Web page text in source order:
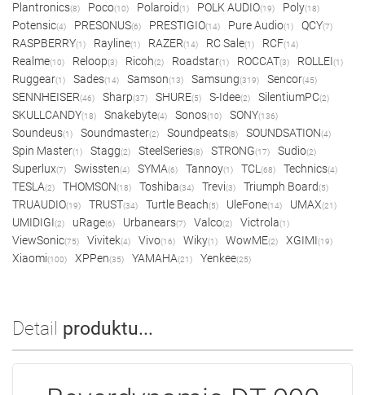
Plantronics(8) Poco(10) Polaroid(1) POLK AUDIO(19) Poly(18)
Potensic(4) PRESONUS(6) PRESTIGIO(14) Pure Audio(1) QCY(7)
RASPBERRY(1) Rayline(1) RAZER(14) RC Sale(1) RCF(14)
Realme(10) Reloop(3) Ricoh(2) Roadstar(1) ROCCAT(3) ROLLEI(1)
Ruggear(1) Sades(14) Samson(13) Samsung(319) Sencor(45)
SENNHEISER(46) Sharp(37) SHURE(5) S-Idee(2) SilentiumPC(2)
SKULLCANDY(18) Snakebyte(4) Sonos(10) SONY(136)
Soundeus(1) Soundmaster(2) Soundpeats(8) SOUNDSATION(4)
Spin Master(1) Stagg(2) SteelSeries(8) STRONG(17) Sudio(2)
Superlux(7) Swissten(4) SYMA(6) Tannoy(1) TCL (68) Technics(4)
TESLA(2) THOMSON(18) Toshiba(34) Trevi(3) Triumph Board(5)
TRUAUDIO(19) TRUST(34) Turtle Beach(5) UleFone(14) UMAX(21)
UMIDIGI(2) uRage(6) Urbanears(7) Valco(2) Victrola(1)
ViewSonic(75) Vivitek(4) Vivo(16) Wiky(1) WowME(2) XGIMI(19)
Xiaomi(100) XPPen(35) YAMAHA(21) Yenkee(25)
Detail produktu...